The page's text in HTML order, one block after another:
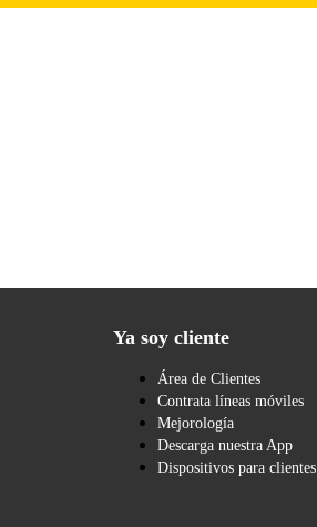
Ya soy cliente
Área de Clientes
Contrata líneas móviles
Mejorología
Descarga nuestra App
Dispositivos para clientes